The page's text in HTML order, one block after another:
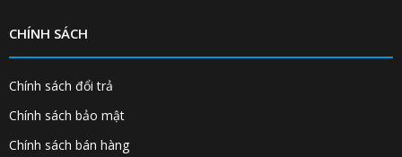
CHÍNH SÁCH
Chính sách đổi trả
Chính sách bảo mật
Chính sách bán hàng